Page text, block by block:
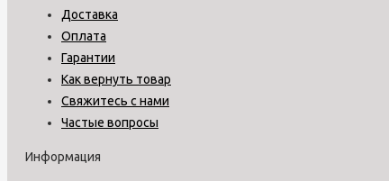
Доставка
Оплата
Гарантии
Как вернуть товар
Свяжитесь с нами
Частые вопросы
Информация